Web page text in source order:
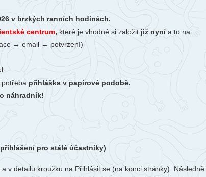
Projekty
V-Klub Kontakty
Fotogalerie
O nás
v brzkých ranních hodinách.
centrum, které je vhodné si založit již nynía to na
→ email → potvrzení)
potřeba přihláška v papírové podobě.
náhradník!
pro stálé účastníky)
v detailu kroužku na Přihlásit se (na konci stránky).